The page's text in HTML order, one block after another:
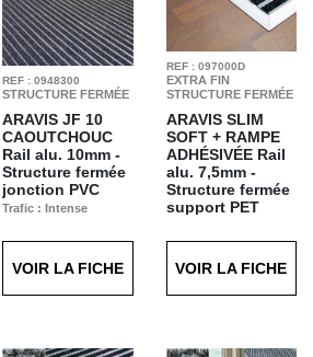
REF : 097000D
EXTRA FIN
STRUCTURE FERMÉE
ARAVIS SLIM
SOFT + RAMPE
ADHÉSIVÉERail
alu. 7,5mm -
Structure fermée
support PET
Finition : SOFT
anthracite T63
VOIR LA FICHE
REF : 0948300
STRUCTURE FERMÉE
ARAVIS JF 10
CAOUTCHOUC
Rail alu. 10mm -
Structure fermée
jonction PVC
Trafic : Intense
Noir T21
VOIR LA FICHE